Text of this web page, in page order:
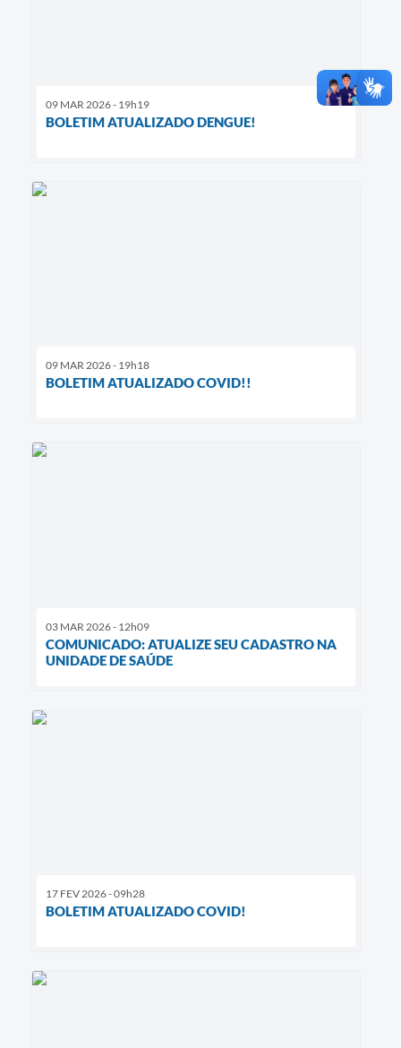
09 MAR 2026 - 19h19
BOLETIM ATUALIZADO DENGUE!
09 MAR 2026 - 19h18
BOLETIM ATUALIZADO COVID!!
03 MAR 2026 - 12h09
COMUNICADO: ATUALIZE SEU CADASTRO NA
UNIDADE DE SAÚDE
17 FEV 2026 - 09h28
BOLETIM ATUALIZADO COVID!